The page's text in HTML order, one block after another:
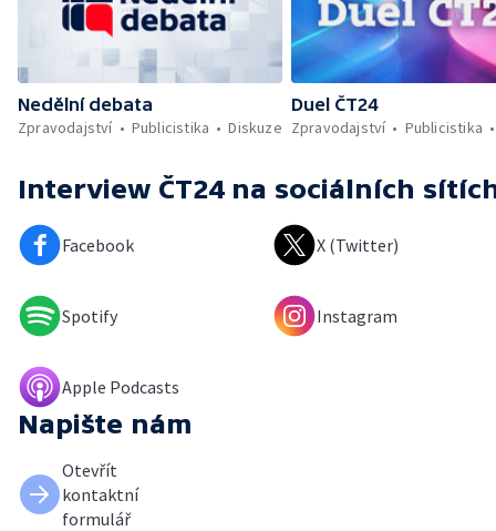
Nedělní debata
Zpravodajství
Publicistika Diskuze
Duel ČT24
Zpravodajství
Publicistika
Interview ČT24 na sociálních
Facebook X (Twitter)
Spotify Instagram
Apple Podcasts
Napište nám
Otevřít
kontaktní
formulář